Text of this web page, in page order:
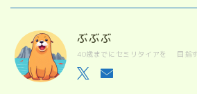
ぶぶぶ
40歳までにセミリタイアを 目指